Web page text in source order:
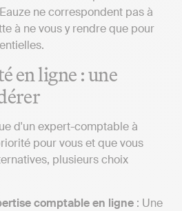
ne correspondent pas à
à ne vous y rendre que pour
en ligne : une
d'un expert-comptable à
pour vous et que vous
plusieurs choix
comptable en ligne : Une